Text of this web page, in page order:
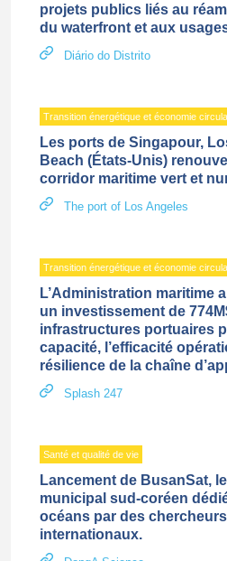
projets publics liés au
du waterfront et aux
Diário do Distrito
Transition énergétique et économie
Les ports de Singapour,
Beach (États-Unis)
corridor maritime vert et
The port of Los Angeles
Transition énergétique et économie
L’Administration maritime
un investissement de
infrastructures portuaires
capacité, l’efficacité
résilience de la chaîne
Splash 247
Santé et qualité de vie
Lancement de BusanSat,
municipal sud-coréen
océans par des
internationaux.